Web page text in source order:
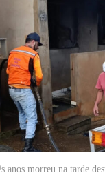
anos morreu na tarde